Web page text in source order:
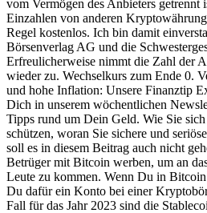
0
Share
vom Vermögen des Anbieters getrennt
Einzahlen von anderen
Regel kostenlos. Ich bin damit
Börsenverlag AG und die
Erfreulicherweise nimmt die Zahl der
wieder zu. Wechselkurs zum Ende 0.
und hohe Inflation: Unsere Finanztip
Dich in unserem wöchentlichen
Tipps rund um Dein Geld. Wie Sie
schützen, woran Sie sichere und
soll es in diesem Beitrag auch nicht
Betrüger mit Bitcoin werben, um an
Leute zu kommen. Wenn Du in
Du dafür ein Konto bei einer
Fall für das Jahr 2023 sind die